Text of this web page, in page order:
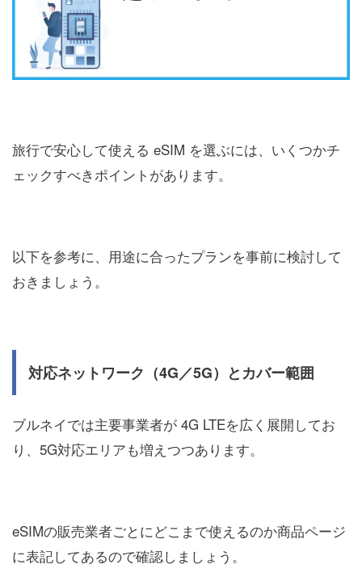
旅行で安心して使える eSIM を選ぶには、いくつかチ
ェックすべきポイントがあります。
以下を参考に、用途に合ったプランを事前に検討して
おきましょう。
対応ネットワーク（4G／5G）とカバー範囲
ブルネイでは主要事業者が 4G LTEを広く展開してお
り、5G対応エリアも増えつつあります。
eSIMの販売業者ごとにどこまで使えるのか商品ページ
に表記してあるので確認しましょう。